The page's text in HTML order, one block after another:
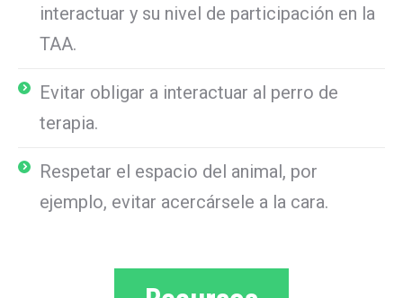
interactuar y su nivel de participación en la
TAA.
Evitar obligar a interactuar al perro de
terapia.
Respetar el espacio del animal, por
ejemplo, evitar acercársele a la cara.